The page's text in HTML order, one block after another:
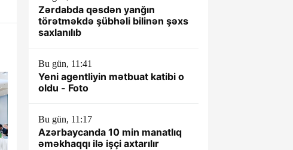
Zərdabda qəsdən yanğın
törətməkdə şübhəli bilinən şəxs
saxlanılıb
Bu gün, 11:41
Yeni agentliyin mətbuat katibi o
oldu - Foto
Bu gün, 11:17
Azərbaycanda 10 min manatlıq
əməkhaqqı ilə işçi axtarılır